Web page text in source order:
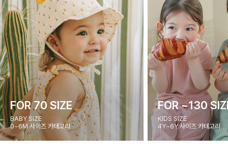
FOR 70 SIZE
BABY SIZE
0~6M 사이즈 카테고리
FOR ~130
KIDS SIZE
4Y~6Y 사이즈 카테고리